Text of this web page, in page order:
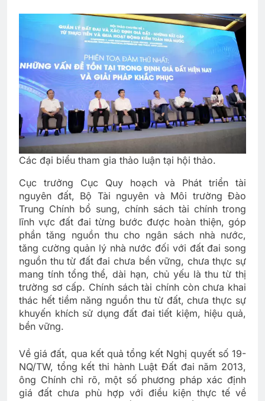
Các đại biểu tham gia thảo luận tại hội thảo.
Cục trưởng Cục Quy hoạch và Phát triển tài
nguyên đất, Bộ Tài nguyên và Môi trường Đào
Trung Chính bổ sung, chính sách tài chính trong
lĩnh vực đất đai từng bước được hoàn thiện, góp
phần tăng nguồn thu cho ngân sách nhà nước,
tăng cường quản lý nhà nước đối với đất đai song
nguồn thu từ đất đai chưa bền vững, chưa thực sự
mang tính tổng thể, dài hạn, chủ yếu là thu từ thị
trường sơ cấp. Chính sách tài chính còn chưa khai
thác hết tiềm năng nguồn thu từ đất, chưa thực sự
khuyến khích sử dụng đất đai tiết kiệm, hiệu quả,
bền vững.
Về giá đất, qua kết quả tổng kết Nghị quyết số 19-
NQ/TW, tổng kết thi hành Luật Đất đai năm 2013,
ông Chính chỉ rõ, một số phương pháp xác định
giá đất chưa phù hợp với điều kiện thực tế về